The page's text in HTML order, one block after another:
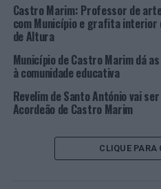
Leões do Sul, de São
de Castro Marim, com o
Triatlo de Portugal e os
Castro Marim Golfe &
de Altura e do IPDJ
Foto: CMCM.
TÓPICOS RELACIONADOS:
JANA ADVANI
Castro Marim: Professor de
com Município e grafita interior
de Altura
Município de Castro Marim dá
à comunidade educativa
Revelim de Santo António vai
Acordeão de Castro Marim
CLIQUE PARA